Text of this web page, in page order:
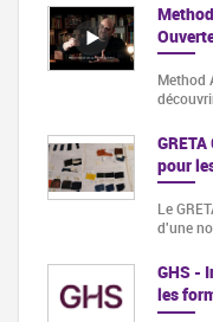
Method
Method
pour
Le
d'une
GHS -
les